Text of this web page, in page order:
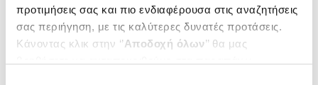
προτιμήσεις σας και πιο ενδιαφέρουσα στις αναζητήσεις
σας περιήγηση, με τις καλύτερες δυνατές προτάσεις.
Κάνοντας κλικ στην ‘’Αποδοχή όλων’’ θα μας